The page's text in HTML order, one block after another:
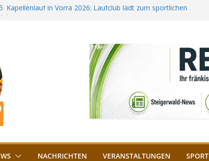
Kapellenlauf in Vorra 2026: Laufclub lädt zum sportlichen
„Bamberger Böhnla“: Kaffee aus Bamberg unterstützt die
Kerwa startet bald: Das ist heuer geboten
am Friedhof in Schlüsselfeld: Kreuzung ab 3.
gesperrt
NACHRICHTEN VERANSTALTUNGEN SPORT